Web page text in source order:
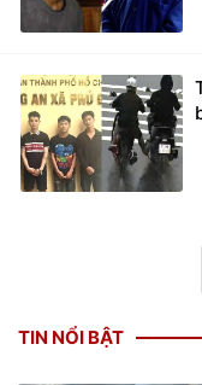
TIN NỔI BẬT